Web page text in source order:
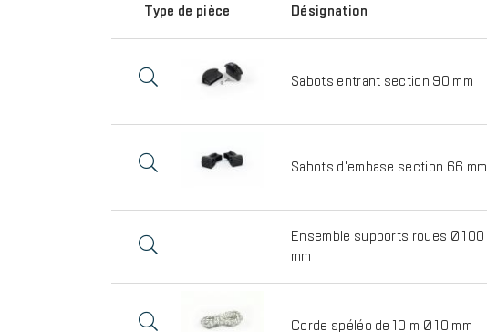
Type de pièce Désignation
Sabots entrant section 90 mm
Sabots d'embase section 66 mm
Ensemble supports roues Ø 100
mm
Corde spéléo de 10 m Ø 10 mm